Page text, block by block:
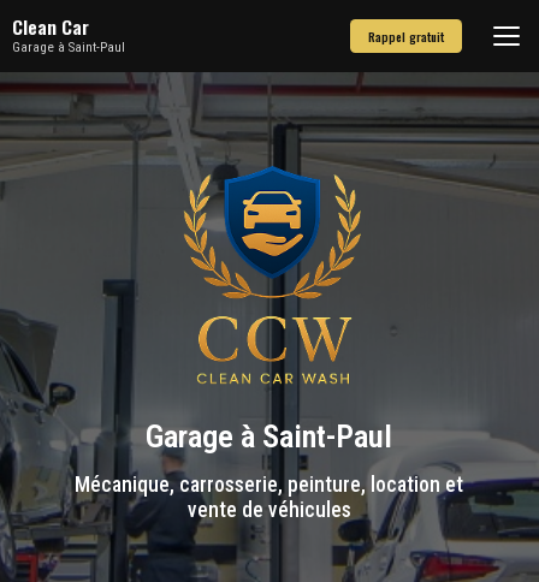
au
contenu
principal
Clean Car
Garage à Saint-Paul
Rappel gratuit
Garage à Saint-Paul
Mécanique, carrosserie, peinture, location et
vente de véhicules